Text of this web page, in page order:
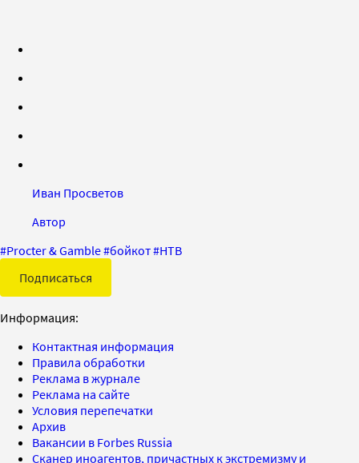
Иван Просветов
Автор
#Procter & Gamble#бойкот#НТВ
Подписаться
Информация:
Контактная информация
Правила обработки
Реклама в журнале
Реклама на сайте
Условия перепечатки
Архив
Вакансии в Forbes Russia
Сканер иноагентов, причастных к экстремизму и